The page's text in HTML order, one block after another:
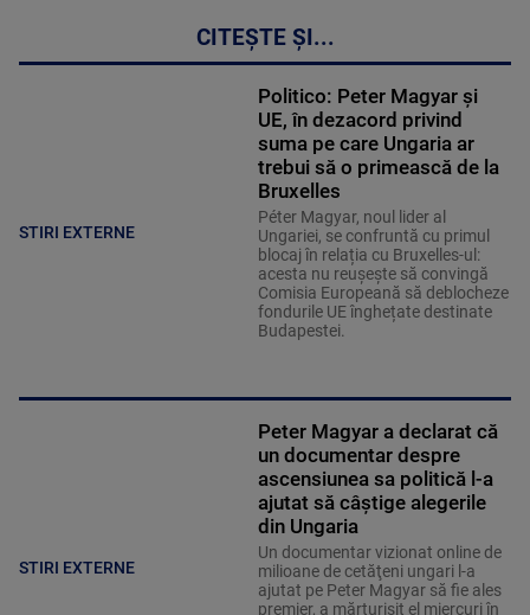
CITEȘTE ȘI...
STIRI EXTERNE
Politico: Peter Magyar şi
UE, în dezacord privind
suma pe care Ungaria ar
trebui să o primească de la
Bruxelles
Péter Magyar, noul lider al
Ungariei, se confruntă cu primul
blocaj în relația cu Bruxelles-ul:
acesta nu reușește să convingă
Comisia Europeană să deblocheze
fondurile UE înghețate destinate
Budapestei.
STIRI EXTERNE
Peter Magyar a declarat că
un documentar despre
ascensiunea sa politică l-a
ajutat să câștige alegerile
din Ungaria
Un documentar vizionat online de
milioane de cetăţeni ungari l-a
ajutat pe Peter Magyar să fie ales
premier, a mărturisit el miercuri în